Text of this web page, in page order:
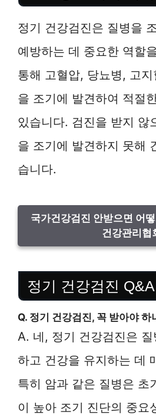
정기 건강검진은 질병을
예방하는 데 중요한 역할
통해 고혈압, 당뇨병, 고
을 조기에 발견하여 적절
있습니다. 검진을 받지 않
을 조기에 발견하지 못해
습니다.
국가건강검진 안받으면 어
건강관리협
정기 건강검진 Q&A
Q. 정기 건강검진, 꼭 받아야 하
A. 네, 정기 건강검진은
하고 건강을 유지하는 데
특히 암과 같은 질병은 초
이 높아 조기 진단의 중요